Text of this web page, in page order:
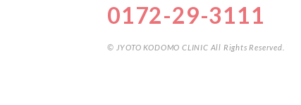
0172-29-3111
© JYOTO KODOMO CLINIC All Rights Reserved.